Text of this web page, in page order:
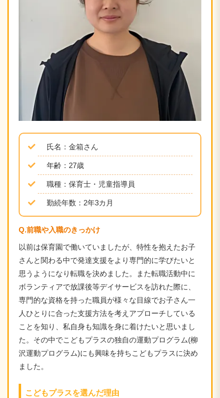
氏名：金箱さん
年齢：27歳
職種： 保育士・児童指導員
勤続年数：2年3カ月
Q.前職や入職のきっかけ
以前は保育園で働いていましたが、特性を抱えたお子
さんと関わる中で発達支援をより専門的に学びたいと
思うようになり転職を決めました。また転職活動中に
ボランティアで放課後等デイサービスを訪れた際に、
専門的な資格を持った職員が様々な目線でお子さん一
人ひとりに合った支援方法を考えアプローチしている
ことを知り、私自身も知識を身に着けたいと思いまし
た。その中でこどもプラスの独自の運動プログラム(柳
沢運動プログラム)にも興味を持ちこどもプラスに決め
ました。
こどもプラスを選んだ理由